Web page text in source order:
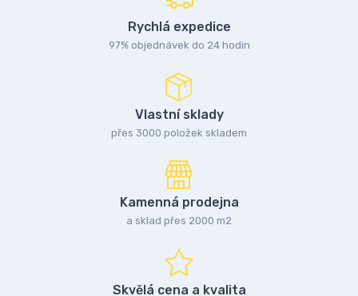
Rychlá expedice
97% objednávek do 24 hodin
Vlastní sklady
přes 3000 položek skladem
Kamenná prodejna
a sklad přes 2000 m2
Skvělá cena a kvalita